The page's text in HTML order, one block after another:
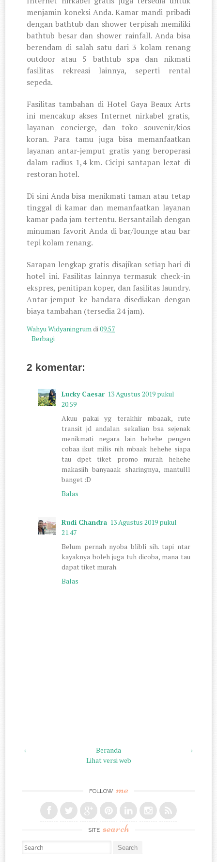
menjamin koneksi Anda. Kamar mandi pribadi
dengan bathtub dan shower terpisah memiliki
bathtub besar dan shower rainfall. Anda bisa
berendam di salah satu dari 3 kolam renang
outdoor atau 5 bathtub spa dan nikmati
fasilitas rekreasi lainnya, seperti rental
sepeda.
Fasilitas tambahan di Hotel Gaya Beaux Arts
ini mencakup akses Internet nirkabel gratis,
layanan concierge, dan toko souvenir/kios
koran. Para tamu juga bisa memanfaatkan
layanan antar-jemput gratis yang beroperasi
dalam radius 1,4 km. Cicipi santapan lezat di
restoran hotel.
Di sini Anda bisa menikmati taman atau tetap
tinggal di kamar dan memanfaatkan layanan
kamar pada jam tertentu. Bersantailah dengan
minuman favorit Anda di bar/lounge atau bar
tepi kolam renang.
Sarapan lengkap gratis disajikan setiap hari di
hotel ini. Fasilitas lainnya termasuk check-in
ekspres, penitipan koper, dan fasilitas laundry.
Antar-jemput ke bandara disediakan dengan
biaya tambahan (tersedia 24 jam).
Wahyu Widyaningrumdi09.57
Berbagi
2 komentar:
Lucky Caesar 13 Agustus 2019 pukul
20.59
Akuu pakai yg terakhir mbaaak, rute
transit jd andalan sekalian bsa sejenak
menikmati negara lain hehehe pengen
cobaa ikut milis nih mbaak hehehe siapa
tau dpet tiket promo murah hehehe
makasiih banyaaak sharingnya, mantulll
banget :D
Balas
Rudi Chandra 13 Agustus 2019 pukul
21.47
Belum pernah nyoba blibli sih. tapi ntar
kayaknya boleh juga tuh dicoba, mana tau
dapat tiket murah.
Balas
‹ ›
Beranda
Lihat versi web
FOLLOW me
SITE search
Search for: